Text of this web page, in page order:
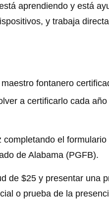
aprendiendo y está
y trabaja
fontanero
a certificarlo cada
el
de Alabama (PGFB).
de $25 y presentar una
o prueba de la